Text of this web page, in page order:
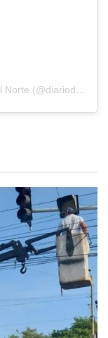
Una publicación compartida por Diario del Norte (@diariodelnorte)